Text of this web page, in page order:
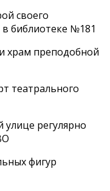
своего
в библиотеке №181
храм преподобной
театрального
улице регулярно
фигур